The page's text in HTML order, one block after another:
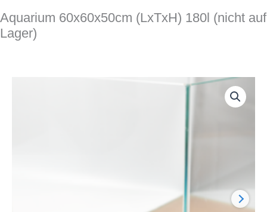
Aquarium 60x60x50cm (LxTxH) 180l (nicht auf
Lager)